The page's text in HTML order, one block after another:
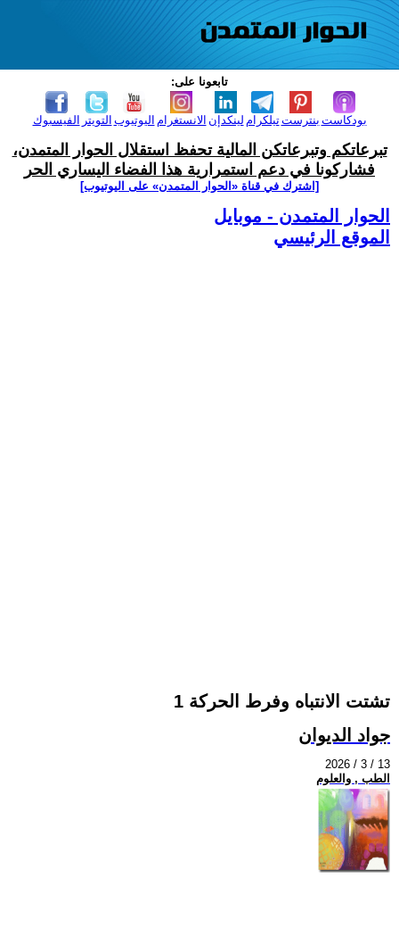
تابعونا على:
الفيسبوك التويتر اليوتيوب الانستغرام لينكدإن تيلكرامبنترست بودكاست
تبرعاتكم وتبرعاتكن المالية تحفظ استقلال الحوار المتمدن،
فشاركونا في دعم استمرارية هذا الفضاء اليساري الحر
[اشترك في قناة ‫«الحوار المتمدن» على اليوتيوب]
الحوار المتمدن - موبايل
الموقع الرئيسي
تشتت الانتباه وفرط الحركة 1
جواد الديوان
2026 / 3 / 13
الطب , والعلوم